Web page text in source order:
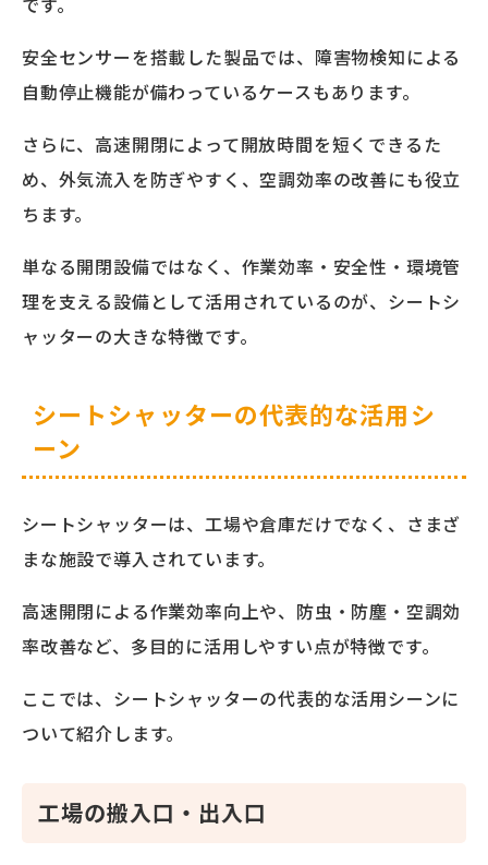
安全センサーを搭載した製品では、障害物検知による
自動停止機能が備わっているケースもあります。
さらに、高速開閉によって開放時間を短くできるた
め、外気流入を防ぎやすく、空調効率の改善にも役立
ちます。
単なる開閉設備ではなく、作業効率・安全性・環境管
理を支える設備として活用されているのが、シートシ
ャッターの大きな特徴です。
シートシャッターの代表的な活用シ
ーン
シートシャッターは、工場や倉庫だけでなく、さまざ
まな施設で導入されています。
高速開閉による作業効率向上や、防虫・防塵・空調効
率改善など、多目的に活用しやすい点が特徴です。
ここでは、シートシャッターの代表的な活用シーンに
ついて紹介します。
工場の搬入口・出入口